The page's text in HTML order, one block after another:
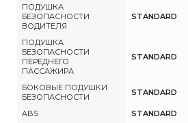
ПОДУШКА
БЕЗОПАСНОСТИ
ВОДИТЕЛЯ
STANDARD
ПОДУШКА
БЕЗОПАСНОСТИ
ПЕРЕДНЕГО
ПАССАЖИРА
STANDARD
БОКОВЫЕ ПОДУШКИ
БЕЗОПАСНОСТИ
STANDARD
ABS
STANDARD